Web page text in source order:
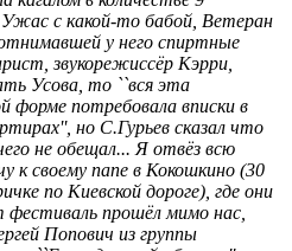
с какой-то бабой, Ветеран
у него спиртные
звукорежиссёр Кэрри,
Усова, то ``вся эта
форме потребовала вписки в
но С.Гурьев сказал что
не обещал... Я отвёз всю
к своему папе в Кокошкино (30
по Киевской дороге), где они
прошёл мимо нас,
Попович из группы